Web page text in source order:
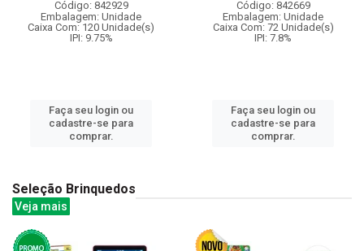
Código: 842929
Embalagem: Unidade
Caixa Com: 120 Unidade(s)
IPI: 9.75%
Faça seu login ou
cadastre-se para
comprar.
Código: 842669
Embalagem: Unidade
Caixa Com: 72 Unidade(s)
IPI: 7.8%
Faça seu login ou
cadastre-se para
comprar.
Seleção Brinquedos
Veja mais